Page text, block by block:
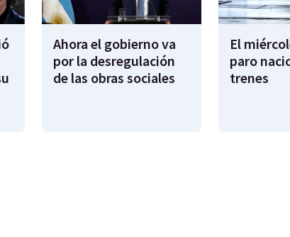
Ahora el gobierno va
por la desregulación
de las obras sociales
El
paro
trenes